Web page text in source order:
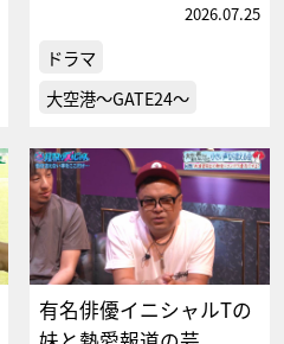
2026.07.25
ドラマ
大空港～GATE24～
有名俳優イニシャルTの